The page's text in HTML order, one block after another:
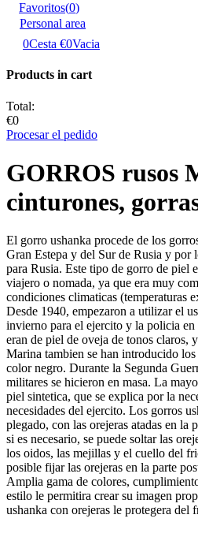
Favoritos(0)
Personal area
0Cesta €0Vacia
Products in cart
Total:
€0
Procesar el pedido
GORROS rusos
cinturones,
El gorro ushanka procede de los
Gran Estepa y del Sur de Rusia y por
para Rusia. Este tipo de gorro de piel
viajero o nomada, ya que era muy
condiciones climaticas (temperaturas
Desde 1940, empezaron a utilizar el
invierno para el ejercito y la policia
eran de piel de oveja de tonos claros,
Marina tambien se han introducido
color negro. Durante la Segunda
militares se hicieron en masa. La
piel sintetica, que se explica por la
necesidades del ejercito. Los gorros
plegado, con las orejeras atadas en la
si es necesario, se puede soltar las
los oidos, las mejillas y el cuello del
posible fijar las orejeras en la parte
Amplia gama de colores,
estilo le permitira crear su imagen
ushanka con orejeras le protegera del